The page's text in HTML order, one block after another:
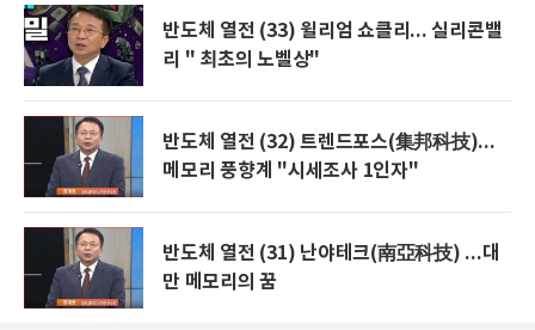
반도체 열전 (33) 윌리엄 쇼클리... 실리콘밸
리 " 최초의 노벨상"
반도체 열전 (32) 트렌드포스(集邦科技)...
메모리 풍향계 "시세조사 1인자"
반도체 열전 (31) 난야테크(南亞科技) ...대
만 메모리의 꿈